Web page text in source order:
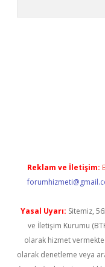
Reklam ve İletişim:
Yasal Uyarı: Sitemiz,
ve İletişim Kurumu
olarak hizmet
olarak denetleme veya